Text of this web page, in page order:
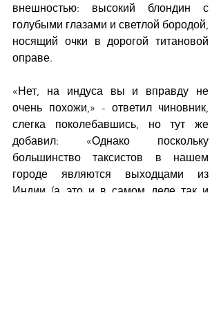
внешностью: высокий блондин с
голубыми глазами и светлой бородой,
носящий очки в дорогой титановой
оправе.
«Нет, на индуса вы и вправду не
очень похожи,» - ответил чиновник,
слегка поколебавшись, но тут же
добавил: «Однако поскольку
большинство таксистов в нашем
городе являются выходцами из
Индии (а это и в самом деле так и